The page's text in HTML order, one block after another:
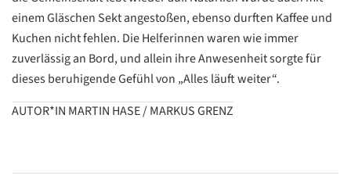
einem Gläschen Sekt angestoßen, ebenso durften Kaffee und
Kuchen nicht fehlen. Die Helferinnen waren wie immer
zuverlässig an Bord, und allein ihre Anwesenheit sorgte für
dieses beruhigende Gefühl von „Alles läuft weiter“.
AUTOR*IN MARTIN HASE / MARKUS GRENZ